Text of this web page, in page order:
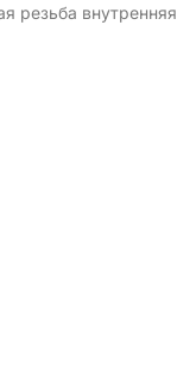
резьба внутренняя